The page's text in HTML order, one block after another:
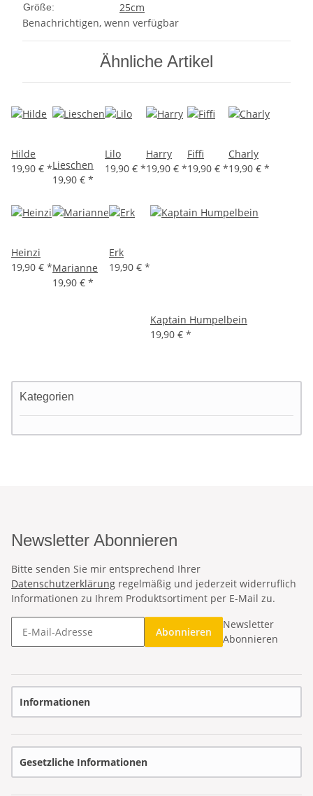
Größe:
25cm
Benachrichtigen, wenn verfügbar
Ähnliche Artikel
Hilde
19,90 € *Lieschen
19,90 € *
Lilo
19,90 € *
Harry
19,90 € *
Fiffi
19,90 € *
Charly
19,90 € *
Heinzi
19,90 € *Marianne
19,90 € *
Erk
19,90 € *
Kaptain Humpelbein
19,90 € *
Kategorien
Newsletter Abonnieren
Bitte senden Sie mir entsprechend Ihrer
Datenschutzerklärung regelmäßig und jederzeit widerruflich
Informationen zu Ihrem Produktsortiment per E-Mail zu.
Abonnieren
Newsletter
Abonnieren
Informationen
Gesetzliche Informationen